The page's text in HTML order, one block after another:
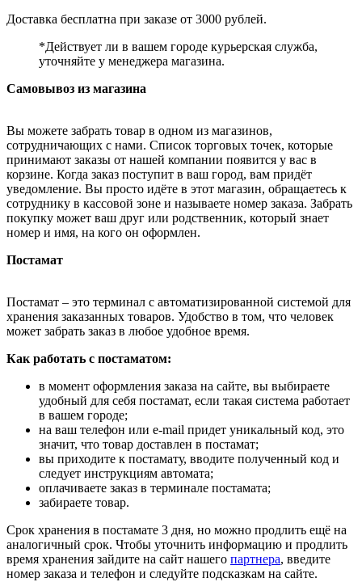
Доставка бесплатна при заказе от 3000 рублей.
*Действует ли в вашем городе курьерская служба,
уточняйте у менеджера магазина.
Самовывоз из магазина
Вы можете забрать товар в одном из магазинов,
сотрудничающих с нами. Список торговых точек, которые
принимают заказы от нашей компании появится у вас в
корзине. Когда заказ поступит в ваш город, вам придёт
уведомление. Вы просто идёте в этот магазин, обращаетесь к
сотруднику в кассовой зоне и называете номер заказа. Забрать
покупку может ваш друг или родственник, который знает
номер и имя, на кого он оформлен.
Постамат
Постамат – это терминал с автоматизированной системой для
хранения заказанных товаров. Удобство в том, что человек
может забрать заказ в любое удобное время.
Как работать с постаматом:
в момент оформления заказа на сайте, вы выбираете
удобный для себя постамат, если такая система работает
в вашем городе;
на ваш телефон или e-mail придет уникальный код, это
значит, что товар доставлен в постамат;
вы приходите к постамату, вводите полученный код и
следует инструкциям автомата;
оплачиваете заказ в терминале постамата;
забираете товар.
Срок хранения в постамате 3 дня, но можно продлить ещё на
аналогичный срок. Чтобы уточнить информацию и продлить
время хранения зайдите на сайт нашего партнера, введите
номер заказа и телефон и следуйте подсказкам на сайте.